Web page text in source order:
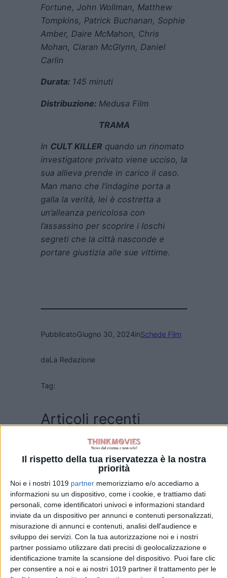
Il rispetto della tua riservatezza è la nostra
priorità
Noi e i nostri 1019 partner memorizziamo e/o accediamo a
informazioni su un dispositivo, come i cookie, e trattiamo dati
personali, come identificatori univoci e informazioni standard
inviate da un dispositivo per annunci e contenuti personalizzati,
misurazione di annunci e contenuti, analisi dell'audience e
sviluppo dei servizi. Con la tua autorizzazione noi e i nostri
partner possiamo utilizzare dati precisi di geolocalizzazione e
identificazione tramite la scansione del dispositivo. Puoi fare clic
per consentire a noi e ai nostri 1019 partner il trattamento per le
Fortune, John Wollman, Matthew
Tompkins, Patrick Buchanan, Sophie
Amber, Daire McMahon, Chris
Mohan, Ciaran McGlynn, Daniel
Carlin
Durata: 145 minuti
Distribuzione: Medusa Film
TRAMA
In CULT KILLER quando un rinomato
investigatore privato viene ucciso, la
sua allieva prende in carico il caso.
Man mano che l’indagine porta a
galla la verità, lei è costretta a
un’alleanza pericolosa con
l’assassino per scoprire i loschi
segreti che la città nasconde e
portare giustizia alle sue vittime.
PubblicatoGiugno 30, 2024inSchede Film
daLa Redazione
Tag:
Articoli recenti
Oceania, Dwayne
Johnson risponde
alle recensioni
Beatles, il film di
Sam Mendes
prepara le riprese
ad Abbey Road
di Emanuela Giuliani
SACRIFCE
di La Redazione